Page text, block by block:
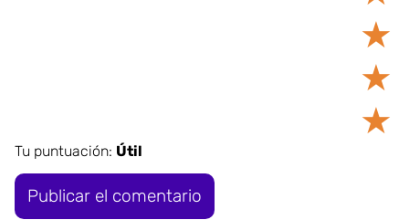
★
★
★
Tu puntuación: Útil